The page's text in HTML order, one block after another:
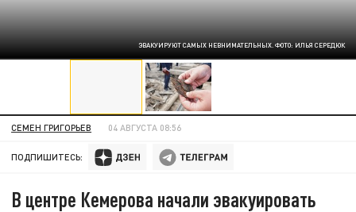
ЭВАКУИРУЮТ САМЫХ НЕВНИМАТЕЛЬНЫХ. ФОТО: ИЛЬЯ СЕРЕДЮК
СЕМЕН ГРИГОРЬЕВ 04 АВГУСТА 08:56
ПОДПИШИТЕСЬ:
В центре Кемерова начали эвакуировать